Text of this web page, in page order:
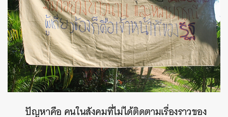
ปัญหาคือ คนในสังคมที่ไม่ได้ติดตามเรื่องราวของ